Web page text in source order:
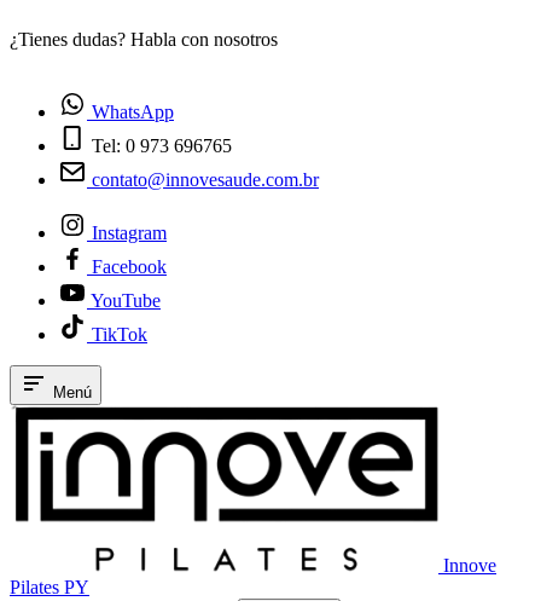
¿Tienes dudas? Habla con nosotros
WhatsApp
Tel: 0 973 696765
contato@innovesaude.com.br
Instagram
Facebook
YouTube
TikTok
Menú
Innove
Pilates PY